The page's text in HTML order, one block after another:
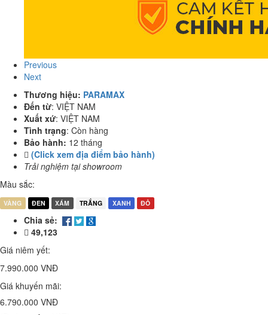
Previous
Next
Thương hiệu: PARAMAX
Đến từ: VIỆT NAM
Xuất xứ: VIỆT NAM
Tình trạng: Còn hàng
Bảo hành: 12 tháng
(Click xem địa điểm bảo hành)
Trải nghiệm tại showroom
Màu sắc:
VÀNG ĐEN XÁM TRẮNG XANH ĐỎ
Chia sẻ:
49,123
Giá niêm yết:
7.990.000 VNĐ
Giá khuyến mãi:
6.790.000 VNĐ